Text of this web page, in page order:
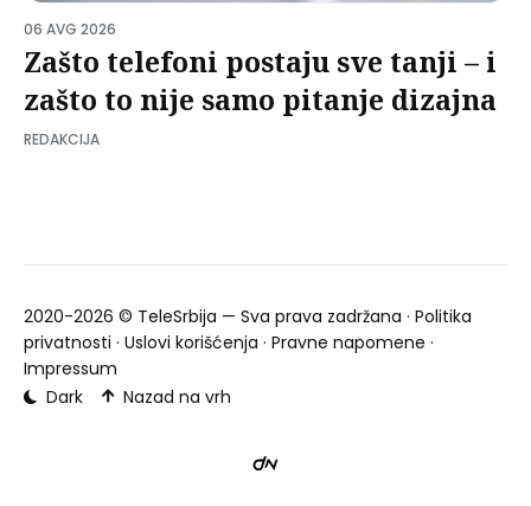
06 AVG 2026
Zašto telefoni postaju sve tanji – i
zašto to nije samo pitanje dizajna
REDAKCIJA
2020-2026 © TeleSrbija — Sva prava zadržana · Politika
privatnosti · Uslovi korišćenja · Pravne napomene ·
Impressum
Dark
Nazad na vrh